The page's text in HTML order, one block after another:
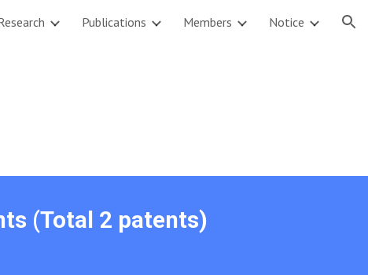
Publications Members Notice
(Total 2 patents)